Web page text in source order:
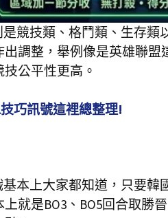
競技類、格鬥類、生存類
調整，舉例像是英雄聯盟
公平性更高。
巧訊號這裡總整理!
本上大家都知道，只要韓
就是BO3、BO5回合取勝